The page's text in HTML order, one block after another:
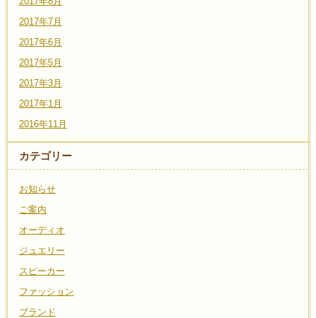
2017年7月
2017年6月
2017年5月
2017年3月
2017年1月
2016年11月
カテゴリー
お知らせ
ご案内
オーディオ
ジュエリー
スピーカー
ファッション
ブランド